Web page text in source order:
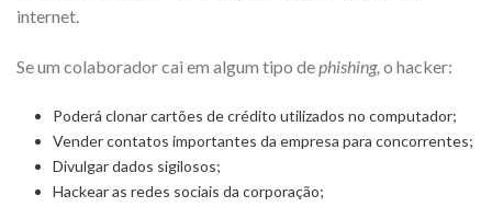
internet.
Se um colaborador cai em algum tipo de phishing, o hacker:
Poderá clonar cartões de crédito utilizados no computador;
Vender contatos importantes da empresa para concorrentes;
Divulgar dados sigilosos;
Hackear as redes sociais da corporação;